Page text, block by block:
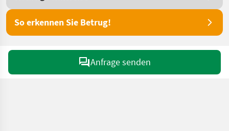
So erkennen Sie Betrug!
Anfrage senden